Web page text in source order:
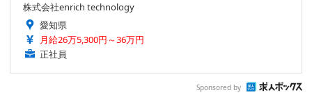
株式会社enrich technology
愛知県
月給26万5,300円～36万円
正社員
Sponsored by